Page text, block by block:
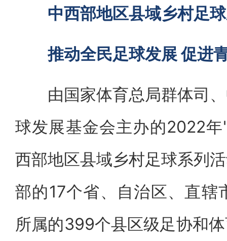
中西部地区县域乡村足
推动全民足球发展 促进
由国家体育总局群体司、
球发展基金会主办的2022
西部地区县域乡村足球系列
部的17个省、自治区、直
所属的399个县区级足协和